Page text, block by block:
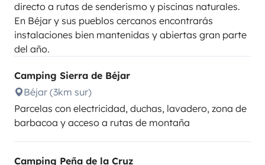
directo a rutas de senderismo y piscinas naturales.
En Béjar y sus pueblos cercanos encontrarás
instalaciones bien mantenidas y abiertas gran parte
del año.
Camping Sierra de Béjar
Béjar (3km sur)
Parcelas con electricidad, duchas, lavadero, zona de
barbacoa y acceso a rutas de montaña
Camping Peña de la Cruz